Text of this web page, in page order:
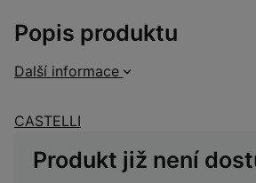
Popis produktu
Další informace
CASTELLI
Produkt již není